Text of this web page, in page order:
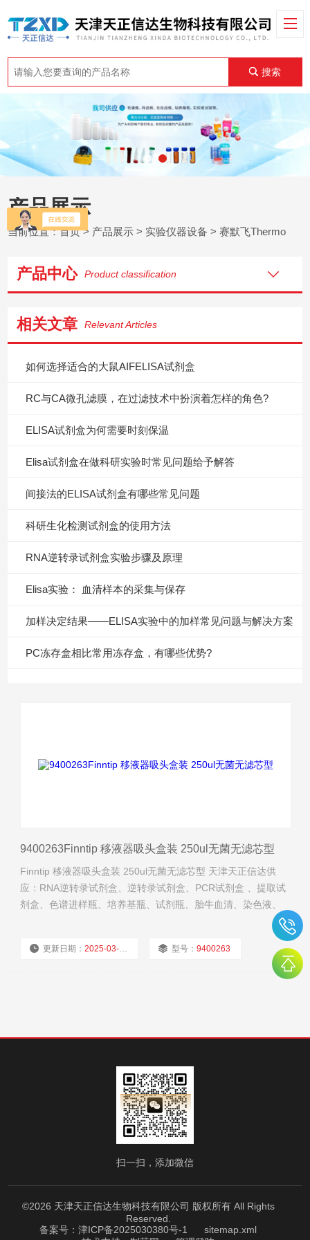
搜索
产品展示
当前位置：首页> 产品展示 > 实验仪器设备 >赛默飞Thermo
产品中心 Product classification
相关文章 Relevant Articles
如何选择适合的大鼠AIFELISA试剂盒
RC与CA微孔滤膜，在过滤技术中扮演着怎样的角色?
ELISA试剂盒为何需要时刻保温
Elisa试剂盒在做科研实验时常见问题给予解答
间接法的ELISA试剂盒有哪些常见问题
科研生化检测试剂盒的使用方法
RNA逆转录试剂盒实验步骤及原理
Elisa实验： 血清样本的采集与保存
加样决定结果——ELISA实验中的加样常见问题与解决方案
PC冻存盒相比常用冻存盒，有哪些优势?
9400263Finntip 移液器吸头盒装 250ul无菌无滤芯型
Finntip 移液器吸头盒装 250ul无菌无滤芯型 天津天正信达供
应：RNA逆转录试剂盒、逆转录试剂盒、PCR试剂盒 、提取试
剂盒、色谱进样瓶、培养基瓶、试剂瓶、胎牛血清、染色液、
试剂瓶、QPCR试剂盒、生物试剂、抗体、琼脂糖、实验耗材
更新日期：2025-03-11 型号：9400263
扫一扫，添加微信
©2026 天津天正信达生物科技有限公司 版权所有 All Rights
Reserved.
备案号：津ICP备2025030380号-1
sitemap.xml